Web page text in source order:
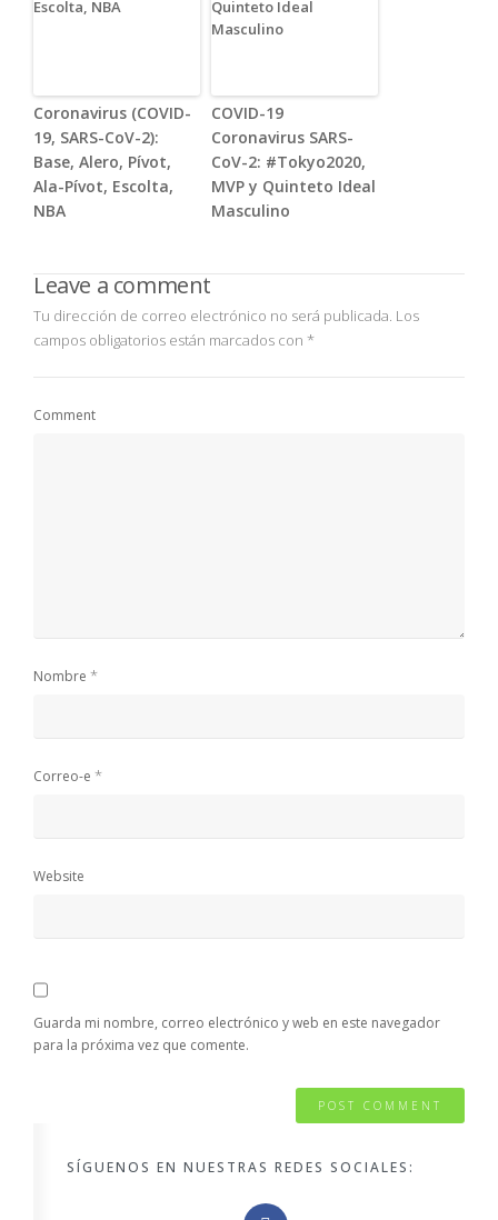
Coronavirus (COVID-
19, SARS-CoV-2):
Base, Alero, Pívot,
Ala-Pívot, Escolta,
NBA
COVID-19
Coronavirus SARS-
CoV-2: #Tokyo2020,
MVP y Quinteto Ideal
Masculino
Leave a comment
Tu dirección de correo electrónico no será publicada. Los
campos obligatorios están marcados con *
Comment
Nombre *
Correo-e *
Website
Guarda mi nombre, correo electrónico y web en este navegador
para la próxima vez que comente.
SÍGUENOS EN NUESTRAS REDES SOCIALES: